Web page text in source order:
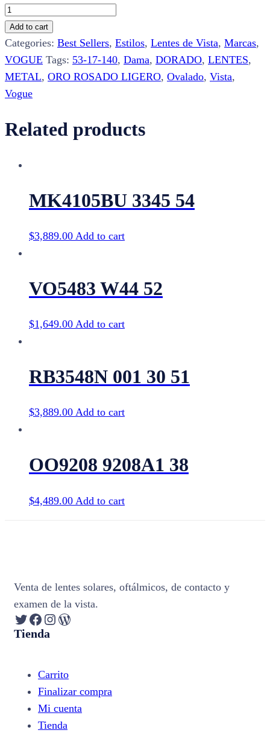
VO4297T
5193
53
quantity
Add to cart
Categories: Best Sellers, Estilos, Lentes de Vista, Marcas,
VOGUE Tags: 53-17-140, Dama, DORADO, LENTES,
METAL, ORO ROSADO LIGERO, Ovalado, Vista,
Vogue
Related products
MK4105BU 3345 54
$3,889.00 Add to cart
VO5483 W44 52
$1,649.00 Add to cart
RB3548N 001 30 51
$3,889.00 Add to cart
OO9208 9208A1 38
$4,489.00 Add to cart
Venta de lentes solares, oftálmicos, de contacto y
examen de la vista.
Twitter Facebook Instagram WordPress
Tienda
Carrito
Finalizar compra
Mi cuenta
Tienda